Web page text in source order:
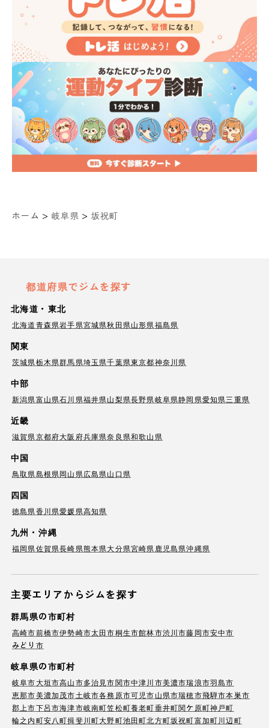
ホーム > 岐阜県 > 坂祝町
都道府県でジムを探す
北海道・東北
北海道青森県岩手県宮城県秋田県山形県福島県
関東
茨城県栃木県群馬県埼玉県千葉県東京都神奈川県
中部
新潟県富山県石川県福井県山梨県長野県岐阜県静岡県愛知県三重県
近畿
滋賀県京都府大阪府兵庫県奈良県和歌山県
中国
鳥取県島根県岡山県広島県山口県
四国
徳島県香川県愛媛県高知県
九州・沖縄
福岡県佐賀県長崎県熊本県大分県宮崎県 鹿児島県沖縄県
主要エリアからジムを探す
群馬県の市町村
高崎市前橋市伊勢崎市太田市桐生市館林市渋川市藤岡市安中市
みどり市
岐阜県の市町村
岐阜市大垣市高山市多治見市関市中津川市美濃市瑞浪市羽島市
恵那市美濃加茂市土岐市各務原市可児市山県市瑞穂市飛騨市本巣市
郡上市下呂市海津市岐南町笠松町養老町垂井町関ケ原町神戸町
輪之内町安八町揖斐川町大野町池田町北方町坂祝町富加町川辺町